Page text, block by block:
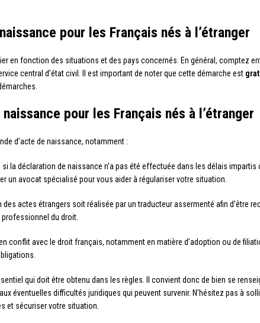
pour les Français nés à l’étranger
en fonction des situations et des pays concernés. En général, comptez
central d’état civil. Il est important de noter que cette démarche est
pour les Français nés à l’étranger
d’acte de naissance, notamment :
la déclaration de naissance n’a pas été effectuée dans les délais impartis
avocat spécialisé pour vous aider à régulariser votre situation.
actes étrangers soit réalisée par un traducteur assermenté afin d’être
du droit.
conflit avec le droit français, notamment en matière d’adoption ou de
qui doit être obtenu dans les règles. Il convient donc de bien se
difficultés juridiques qui peuvent survenir. N’hésitez pas à
et sécuriser votre situation.